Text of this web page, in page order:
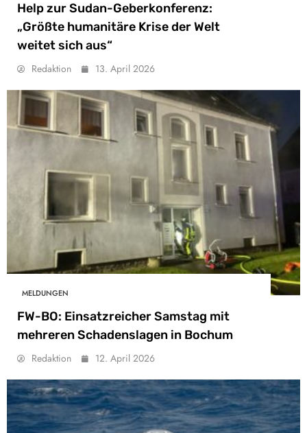
Help zur Sudan-Geberkonferenz:
„Größte humanitäre Krise der Welt
weitet sich aus“
Redaktion 13. April 2026
MELDUNGEN
FW-BO: Einsatzreicher Samstag mit
mehreren Schadenslagen in Bochum
Redaktion 12. April 2026